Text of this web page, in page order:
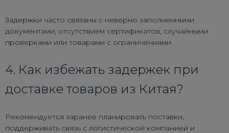
Задержки часто связаны с неверно заполненными
документами, отсутствием сертификатов, случайными
проверками или товарами с ограничениями.
4. Как избежать задержек при
доставке товаров из Китая?
Рекомендуется заранее планировать поставки,
поддерживать связь с логистической компанией и